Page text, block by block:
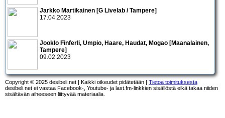
Jarkko Martikainen [G Livelab / Tampere]
17.04.2023
Jooklo Finferli, Umpio, Haare, Haudat, Mogao [Maanalainen,
Tampere]
09.02.2023
Copyright © 2025 desibeli.net | Kaikki oikeudet pidätetään | Tietoa toimituksesta
desibeli.net ei vastaa Facebook-, Youtube- ja last.fm-linkkien sisällöstä eikä takaa niiden
sisältävän aiheeseen liittyvää materiaalia.